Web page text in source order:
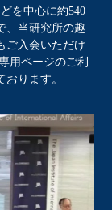
を中心に約540
、当研究所の趣
ご入会いただけ
用ページのご利
ります。